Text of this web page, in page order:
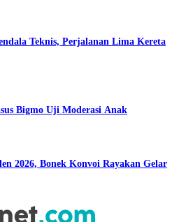
Teknis, Perjalanan Lima Kereta
Bigmo Uji Moderasi Anak
2026, Bonek Konvoi Rayakan Gelar